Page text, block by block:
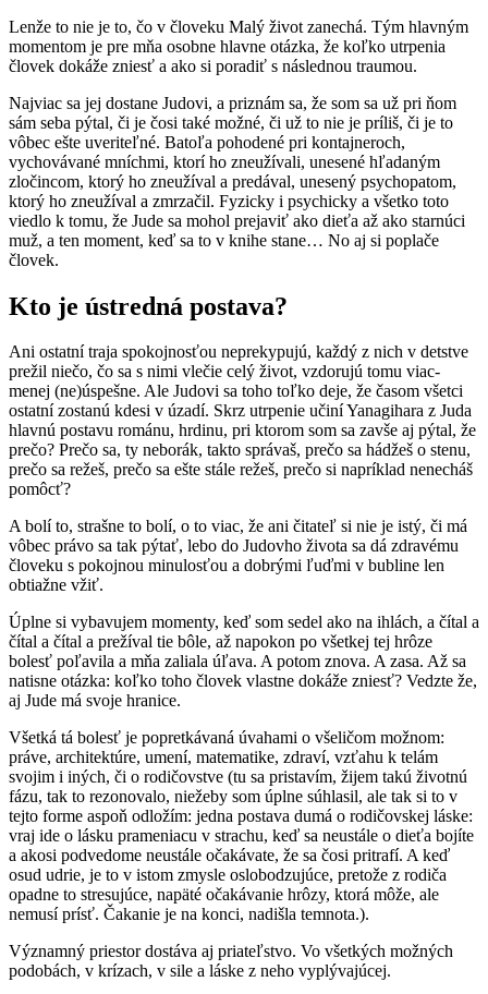
Lenže to nie je to, čo v človeku Malý život zanechá. Tým hlavným
momentom je pre mňa osobne hlavne otázka, že koľko utrpenia
človek dokáže zniesť a ako si poradiť s následnou traumou.
Najviac sa jej dostane Judovi, a priznám sa, že som sa už pri ňom
sám seba pýtal, či je čosi také možné, či už to nie je príliš, či je to
vôbec ešte uveriteľné. Batoľa pohodené pri kontajneroch,
vychovávané mníchmi, ktorí ho zneužívali, unesené hľadaným
zločincom, ktorý ho zneužíval a predával, unesený psychopatom,
ktorý ho zneužíval a zmrzačil. Fyzicky i psychicky a všetko toto
viedlo k tomu, že Jude sa mohol prejaviť ako dieťa až ako starnúci
muž, a ten moment, keď sa to v knihe stane… No aj si poplače
človek.
Kto je ústredná postava?
Ani ostatní traja spokojnosťou neprekypujú, každý z nich v detstve
prežil niečo, čo sa s nimi vlečie celý život, vzdorujú tomu viac-
menej (ne)úspešne. Ale Judovi sa toho toľko deje, že časom všetci
ostatní zostanú kdesi v úzadí. Skrz utrpenie učiní Yanagihara z Juda
hlavnú postavu románu, hrdinu, pri ktorom som sa zavše aj pýtal, že
prečo? Prečo sa, ty neborák, takto správaš, prečo sa hádžeš o stenu,
prečo sa režeš, prečo sa ešte stále režeš, prečo si napríklad nenecháš
pomôcť?
A bolí to, strašne to bolí, o to viac, že ani čitateľ si nie je istý, či má
vôbec právo sa tak pýtať, lebo do Judovho života sa dá zdravému
človeku s pokojnou minulosťou a dobrými ľuďmi v bubline len
obtiažne vžiť.
Úplne si vybavujem momenty, keď som sedel ako na ihlách, a čítal a
čítal a čítal a prežíval tie bôle, až napokon po všetkej tej hrôze
bolesť poľavila a mňa zaliala úľava. A potom znova. A zasa. Až sa
natisne otázka: koľko toho človek vlastne dokáže zniesť? Vedzte že,
aj Jude má svoje hranice.
Všetká tá bolesť je popretkávaná úvahami o všeličom možnom:
práve, architektúre, umení, matematike, zdraví, vzťahu k telám
svojim i iných, či o rodičovstve (tu sa pristavím, žijem takú životnú
fázu, tak to rezonovalo, niežeby som úplne súhlasil, ale tak si to v
tejto forme aspoň odložím: jedna postava dumá o rodičovskej láske:
vraj ide o lásku prameniacu v strachu, keď sa neustále o dieťa bojíte
a akosi podvedome neustále očakávate, že sa čosi pritrafí. A keď
osud udrie, je to v istom zmysle oslobodzujúce, pretože z rodiča
opadne to stresujúce, napäté očakávanie hrôzy, ktorá môže, ale
nemusí prísť. Čakanie je na konci, nadišla temnota.).
Významný priestor dostáva aj priateľstvo. Vo všetkých možných
podobách, v krízach, v sile a láske z neho vyplývajúcej.